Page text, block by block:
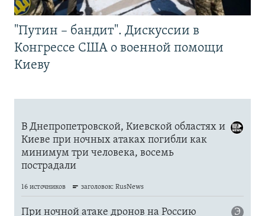
"Путин – бандит". Дискуссии в
Конгрессе США о военной помощи
Киеву